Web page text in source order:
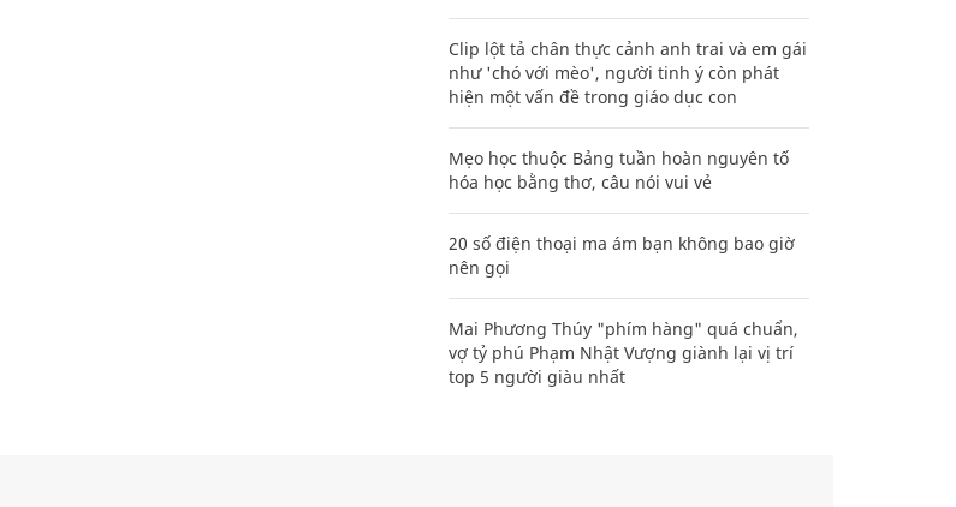
Clip lột tả chân thực cảnh anh trai và em gái
như 'chó với mèo', người tinh ý còn phát
hiện một vấn đề trong giáo dục con
Mẹo học thuộc Bảng tuần hoàn nguyên tố
hóa học bằng thơ, câu nói vui vẻ
20 số điện thoại ma ám bạn không bao giờ
nên gọi
Mai Phương Thúy "phím hàng" quá chuẩn,
vợ tỷ phú Phạm Nhật Vượng giành lại vị trí
top 5 người giàu nhất